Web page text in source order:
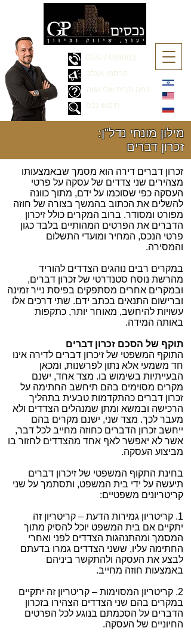
054-7488803
כמה הבית שלי שווה
פרסמו אצלנו
חיפוש נכס
מילון מונחי נדל"ן:
זכרון דברים
זכרון דברים דירה הוא מסמך שבאמצעותו
מצהירים שני צדדים של עסקה על פרטי
העסקה כפי שסוכמו על ידם, מתוך כוונה
להשלים את הכתוב בהמשך בצורה של חוזה
מפורט ומסודר. ברוב המקרים כולל זיכרון
הדברים את הפרטים המהותיים בלבד כגון
פרטי הנכס, המחיר ומועדי התשלום
והמסירה.
במקרים רבים נוהגים הצדדים להוריד
מהרשת נוסח סטנדרטי של זכרון דברים,
ובמקרים אחרים מסתפקים בפיסת נייר זמינה
וברישום התנאים בכתב ידם. שתי דרכים אלו
עשויות להיחשב, מאוחר יותר, כתקפות
באותה המידה.
תוקף של הסכם זכרון דברים
התוקף המשפטי של זיכרון דברים לדירה אינו
חד משמעי אלא נתון לפרשנות, ומכאן
הבעייתיות בשימוש בו. מצד אחד, ישנם
מקרים מסוימים בהם תיחשב החתימה על
זכרון דברים כהתקדמות טבעית בתהליך
הרכישה ובמשא ומתן שמנהלים הצדדים ולא
מעבר לכך. מצד שני, ישנם מקרים בהם
ייחשב זכרון הדברים כחוזה מחייב לכל דבר,
אשר לא יאפשר לאף אחד מהצדדים לחזור בו
מביצוע העסקה.
בחינת התקוף המשפטי של זיכרון דברים
תיעשה על ידי בית המשפט, ותסתמך על שני
קריטריונים משפטיים:
1. קריטריון גמירות הדעת – קריטריון זה
יתקיים אם בית המשפט יוכל להסיק מתוך
המסמך ומהתנהגות הצדדים לפני ואחרי
החתימה עליו, ששני הצדדים גמרו בדעתם
לבצע את העסקה ולהתקשר ביניהם
באמצעות חוזה מחייב.
2. קריטריון המסוימות – קריטריון זה יתקיים
במקרים בהם שני הצדדים הצהירו בזכרון
הדברים על הסכמתם בנוגע לכל הפרטים
החיוניים של העסקה.